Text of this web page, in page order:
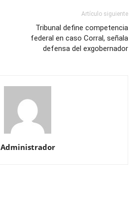
Artículo siguiente
Tribunal define competencia
federal en caso Corral, señala
defensa del exgobernador
Administrador